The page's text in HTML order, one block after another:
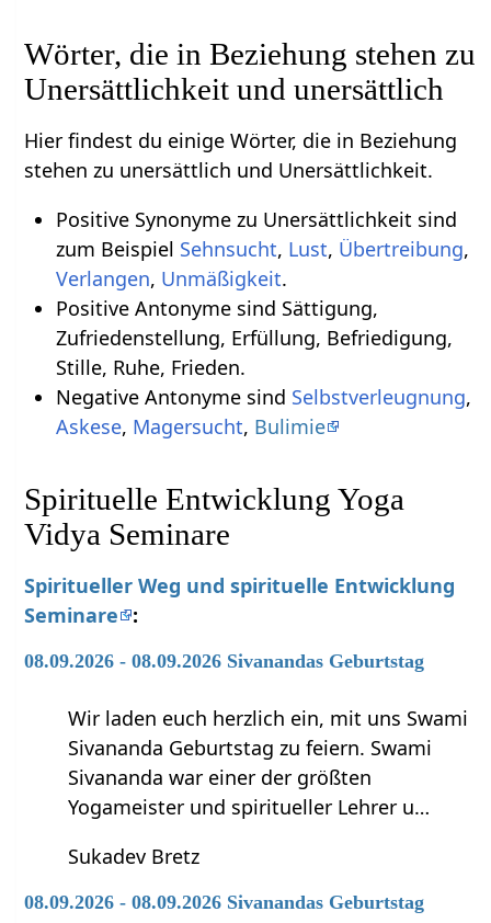
Wörter, die in Beziehung stehen zu
Unersättlichkeit und unersättlich
Hier findest du einige Wörter, die in Beziehung
stehen zu unersättlich und Unersättlichkeit.
Positive Synonyme zu Unersättlichkeit sind
zum Beispiel Sehnsucht, Lust, Übertreibung,
Verlangen, Unmäßigkeit.
Positive Antonyme sind Sättigung,
Zufriedenstellung, Erfüllung, Befriedigung,
Stille, Ruhe, Frieden.
Negative Antonyme sind Selbstverleugnung,
Askese, Magersucht, Bulimie
Spirituelle Entwicklung Yoga
Vidya Seminare
Spiritueller Weg und spirituelle Entwicklung
Seminare
:
08.09.2026 - 08.09.2026 Sivanandas Geburtstag
Wir laden euch herzlich ein, mit uns Swami
Sivananda Geburtstag zu feiern. Swami
Sivananda war einer der größten
Yogameister und spiritueller Lehrer u…
Sukadev Bretz
08.09.2026 - 08.09.2026 Sivanandas Geburtstag